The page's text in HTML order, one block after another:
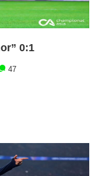
0:1
47